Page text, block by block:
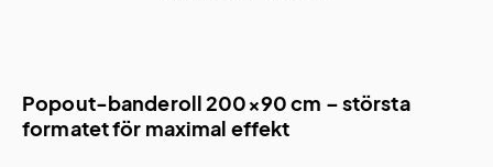
Popout-banderoll 200×90 cm – största
formatet för maximal effekt